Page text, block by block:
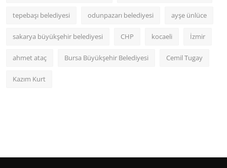
tepebaşı belediyesi odunpazarı belediyesi ayşe ünlüce
sakarya büyükşehir belediyesi CHP kocaeli İzmir
ahmet ataç Bursa Büyükşehir Belediyesi Cemil Tugay
Kazım Kurt